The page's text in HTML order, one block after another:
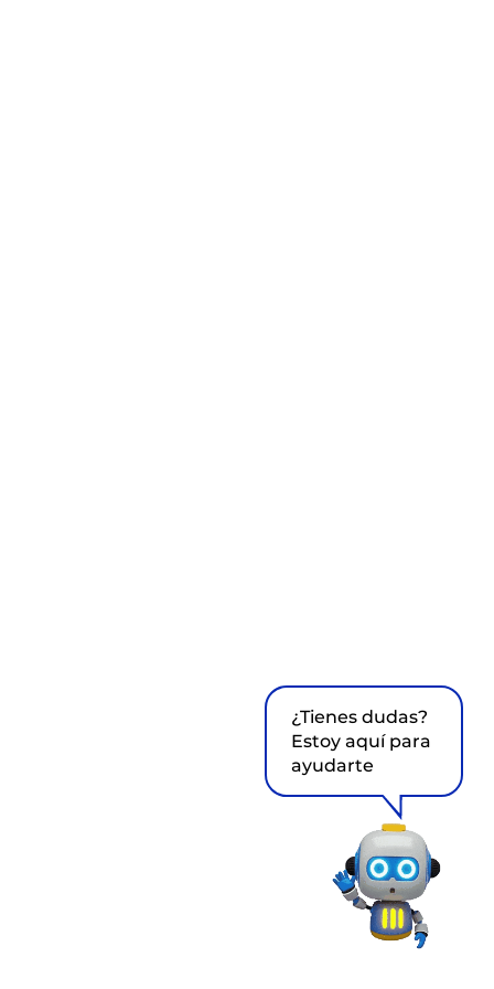
¿Tienes dudas?
Estoy aquí para
ayudarte